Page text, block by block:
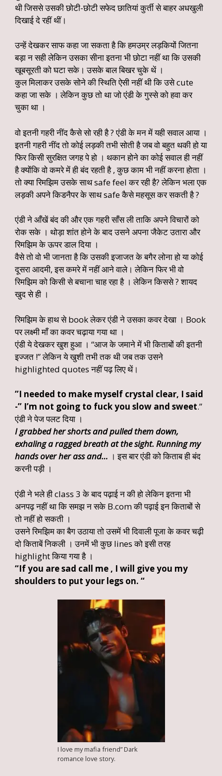
थी जिससे उसकी छोटी-छोटी सफेद छातियां कुर्ती से बाहर अधखुली
दिखाई दे रहीं थीं।
उन्हें देखकर साफ कहा जा सकता है कि हमउम्र लड़कियों जितना
बड़ा न सही लेकिन उसका सीना इतना भी छोटा नहीं था कि उसकी
खूबसूरती को घटा सके। उसके बाल बिखर चुके थें ।
कुल मिलाकर उसके सोने की स्थिति ऐसी नहीं थी कि उसे cute
कहा जा सके । लेकिन कुछ तो था जो एंडी के गुस्से को हवा कर
चुका था ।
वो इतनी गहरी नींद कैसे सो रही है ? एंडी के मन में यही सवाल आया ।
इतनी गहरी नींद तो कोई लड़की तभी सोती है जब वो बहुत थकी हो या
फिर किसी सुरक्षित जगह पे हो । थकान होने का कोई सवाल ही नहीं
है क्योंकि वो कमरे में ही बंद रहती है , कुछ काम भी नहीं करना होता ।
तो क्या रिमझिम उसके साथ safe feel कर रही है? लेकिन भला एक
लड़की अपने किडनैपर के साथ safe कैसे महसूस कर सकती है ?
एंडी ने आँखें बंद की और एक गहरी साँस ली ताकि अपने विचारों को
रोक सके । थोड़ा शांत होने के बाद उसने अपना जैकेट उतारा और
रिमझिम के ऊपर डाल दिया ।
वैसे तो वो भी जानता है कि उसकी इजाजत के बगैर लोना हो या कोई
दूसरा आदमी, इस कमरे में नहीं आने वाले। लेकिन फिर भी वो
रिमझिम को किसी से बचाना चाह रहा है । लेकिन किससे ? शायद
खुद से ही ।
रिमझिम के हाथ से book लेकर एंडी ने उसका कवर देखा । Book
पर लक्ष्मी माँ का कवर चढ़ाया गया था ।
एंडी ये देखकर खुश हुआ । “आज के जमाने में भी किताबों की इतनी
इज्जत !” लेकिन ये खुशी तभी तक थी जब तक उसने
highlighted quotes नहीं पढ़ लिए थें।
”I needed to make myself crystal clear, I said
-” I’m not going to fuck you slow and sweet.”
एंडी ने पेज पलट दिया ।
I grabbed her shorts and pulled them down,
exhaling a ragged breath at the sight. Running my
hands over her ass and… । इस बार एंडी को किताब ही बंद
करनी पड़ी ।
एंडी ने भले ही class 3 के बाद पढ़ाई न की हो लेकिन इतना भी
अनपढ़ नहीं था कि समझ न सके B.com की पढ़ाई इन किताबों से
तो नहीं हो सकती ।
उसने रिमझिम का बैग उठाया तो उसमें भी दिवाली पूजा के कवर चढ़ी
दो किताबें निकली । उनमें भी कुछ lines को इसी तरह
highlight किया गया है ।
“If you are sad call me , I will give you my
shoulders to put your legs on. “
I love my mafia friend” Dark
romance love story.